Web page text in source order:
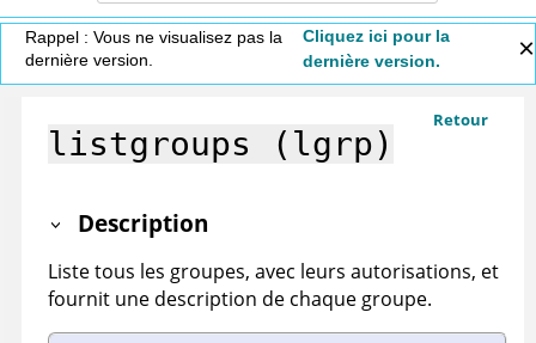
Rappel : Vous ne visualisez pas la
dernière version.
Cliquez ici pour la
dernière version.
Retour
listgroups (lgrp)
Description
Liste tous les groupes, avec leurs autorisations, et
fournit une description de chaque groupe.